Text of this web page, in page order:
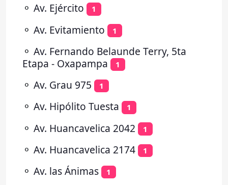
⚬ Av. Ejército 1
⚬ Av. Evitamiento 1
⚬ Av. Fernando Belaunde Terry, 5ta
Etapa - Oxapampa
1
⚬ Av. Grau 975 1
⚬ Av. Hipólito Tuesta 1
⚬ Av. Huancavelica 2042 1
⚬ Av. Huancavelica 2174 1
⚬ Av. las Ánimas 1